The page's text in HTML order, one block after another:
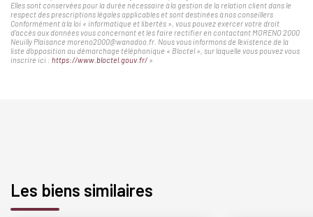
Elles sont conservées pour la durée nécessaire à la gestion de la relation client dans le
respect des prescriptions légales applicables et sont destinées à nos conseillers
Conformément à la loi « informatique et libertés », vous pouvez exercer votre droit
d'accès aux données vous concernant et les faire rectifier en contactant MORENO 2000
Neuilly Plaisance moreno2000@wanadoo.fr. Nous vous informons de l'existence de la
liste d'opposition au démarchage téléphonique « Bloctel », sur laquelle vous pouvez vous
inscrire ici : https://www.bloctel.gouv.fr/ »
Les biens similaires